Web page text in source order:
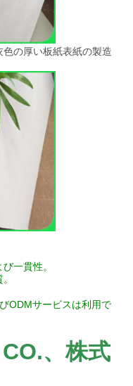
の厚い板紙表紙の製造
一貫性。
ODMサービスは利用で
、株式